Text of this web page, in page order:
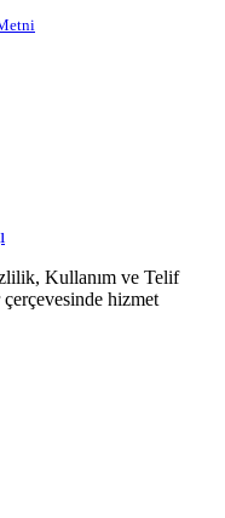
Kullanım ve Telif
hizmet